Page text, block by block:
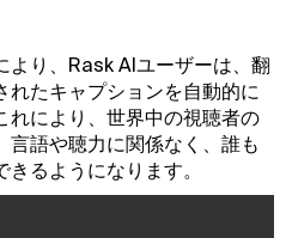
より、Rask AIユーザーは、翻
れたキャプションを自動的に
れにより、世界中の視聴者の
言語や聴力に関係なく、誰も
るようになります。